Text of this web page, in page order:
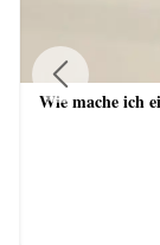
Wie mache ich
Previous